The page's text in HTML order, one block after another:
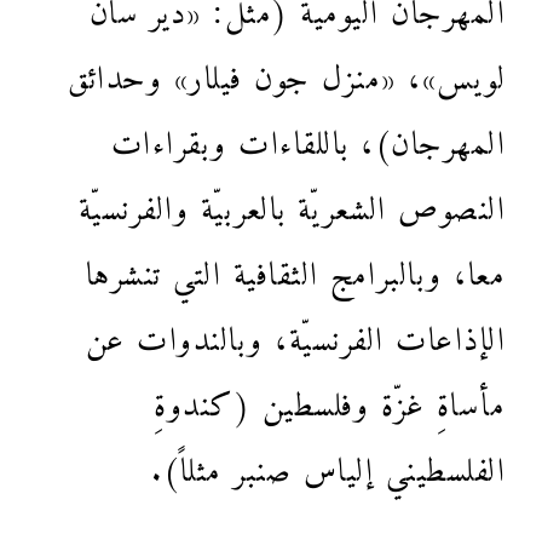
لويس»، «منزل جون فيلار» وحدائق
المهرجان)، باللقاءات وبقراءات
النصوص الشعريّة بالعربيّة والفرنسيّة
معا، وبالبرامج الثقافية التي تنشرها
الإذاعات الفرنسيّة، وبالندوات عن
مأساةِ غزّة وفلسطين (كندوةِ
الفلسطيني إلياس صنبر مثلاً).